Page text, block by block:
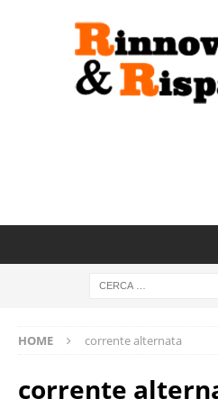
HOME corrente alternata
corrente